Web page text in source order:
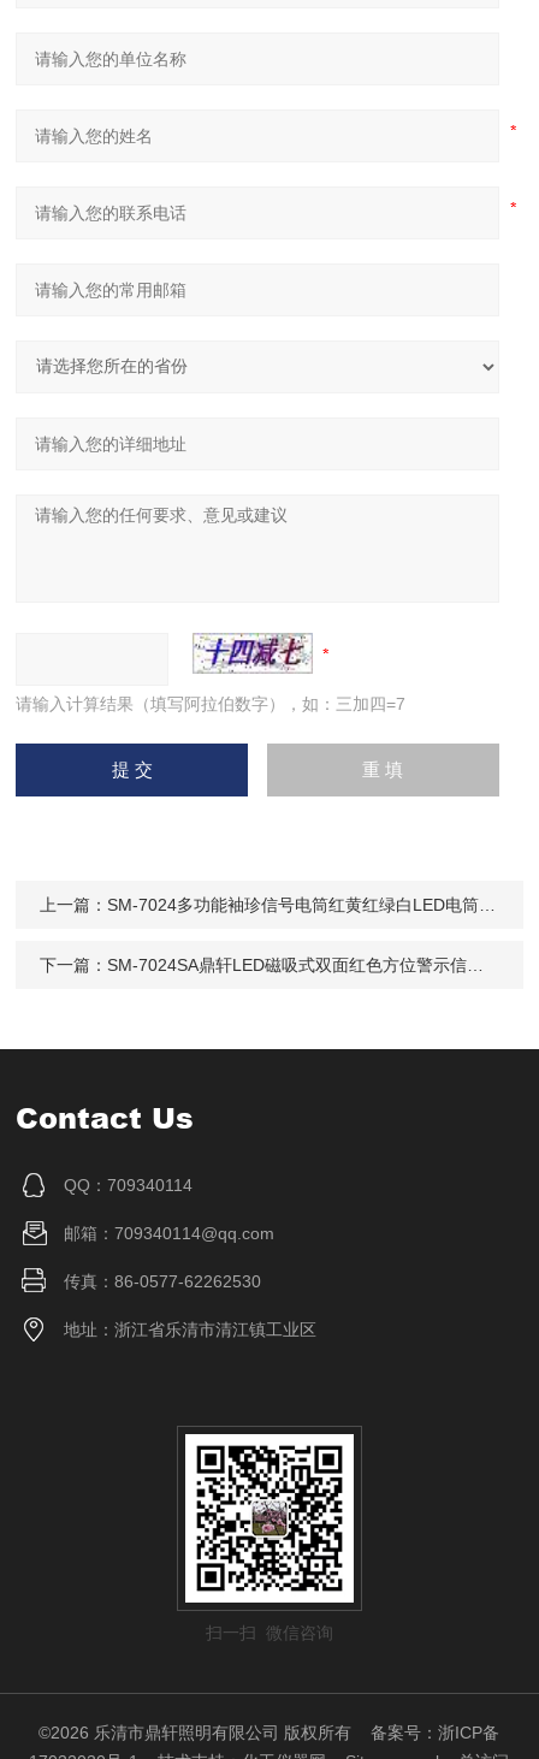
请输入计算结果（填写阿拉伯数字），如：三加四=7
上一篇： SM-7024多功能袖珍信号电筒红黄红绿白LED电筒3W
下一篇： SM-7024SA鼎轩LED磁吸式双面红色方位警示信号灯IP65
Contact Us
QQ：709340114
邮箱：709340114@qq.com
传真：86-0577-62262530
地址：浙江省乐清市清江镇工业区
扫一扫 微信咨询
©2026 乐清市鼎轩照明有限公司 版权所有备案号：浙ICP备